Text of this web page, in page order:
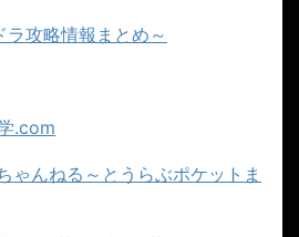
攻略情報まとめ～
.com
ゃんねる～とうらぶポケットま